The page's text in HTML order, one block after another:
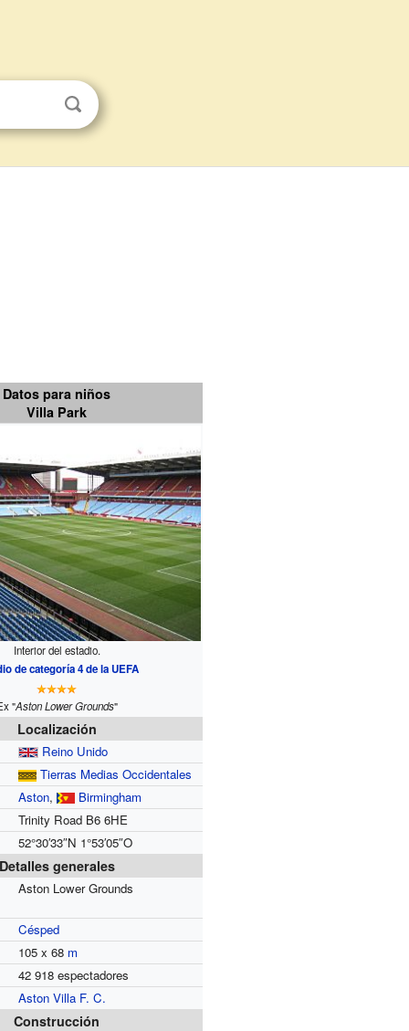
Datos para niños
Villa Park
Interior del estadio.
de categoría 4 de la UEFA
"Aston Lower Grounds"
Localización
Reino Unido
Tierras Medias Occidentales
Aston,
Birmingham
Trinity Road B6 6HE
52°30′33″N 1°53′05″O
Detalles generales
Aston Lower Grounds
Césped
105 x 68 m
42 918 espectadores
Aston Villa F. C.
Construcción